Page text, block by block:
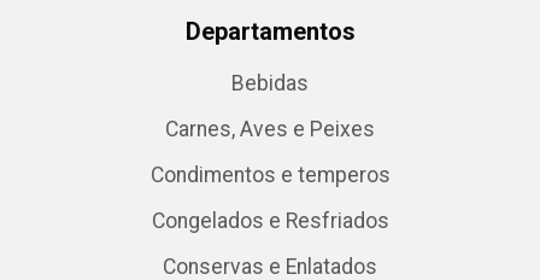
Departamentos
Bebidas
Carnes, Aves e Peixes
Condimentos e temperos
Congelados e Resfriados
Conservas e Enlatados